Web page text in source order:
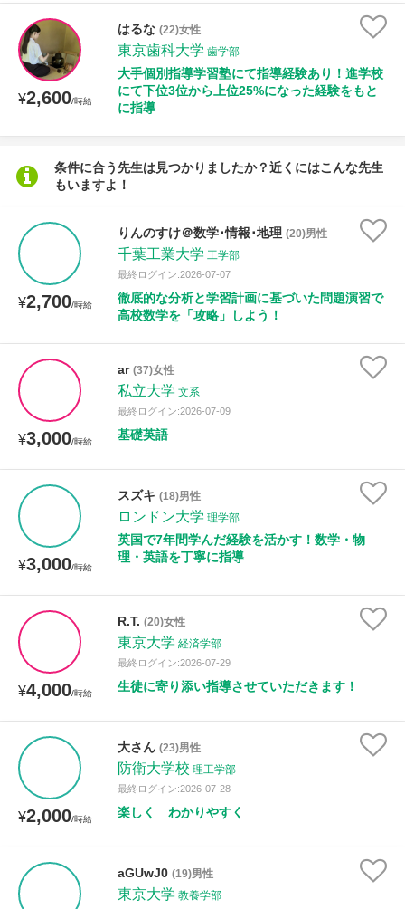
¥2,600/時給
はるな (22)女性
東京歯科大学 歯学部
大手個別指導学習塾にて指導経験あり！進学校
にて下位3位から上位25%になった経験をもと
に指導
条件に合う先生は見つかりましたか？近くにはこんな先生
もいますよ！
¥2,700/時給
りんのすけ＠数学･情報･地理 (20)男性
千葉工業大学 工学部
最終ログイン:2026-07-07
徹底的な分析と学習計画に基づいた問題演習で
高校数学を「攻略」しよう！
¥3,000/時給
ar (37)女性
私立大学 文系
最終ログイン:2026-07-09
基礎英語
¥3,000/時給
スズキ (18)男性
ロンドン大学 理学部
英国で7年間学んだ経験を活かす！数学・物
理・英語を丁寧に指導
¥4,000/時給
R.T. (20)女性
東京大学 経済学部
最終ログイン:2026-07-29
生徒に寄り添い指導させていただきます！
¥2,000/時給
大さん (23)男性
防衛大学校 理工学部
最終ログイン:2026-07-28
楽しく わかりやすく
aGUwJ0 (19)男性
東京大学 教養学部
土曜日
所属大学
性別